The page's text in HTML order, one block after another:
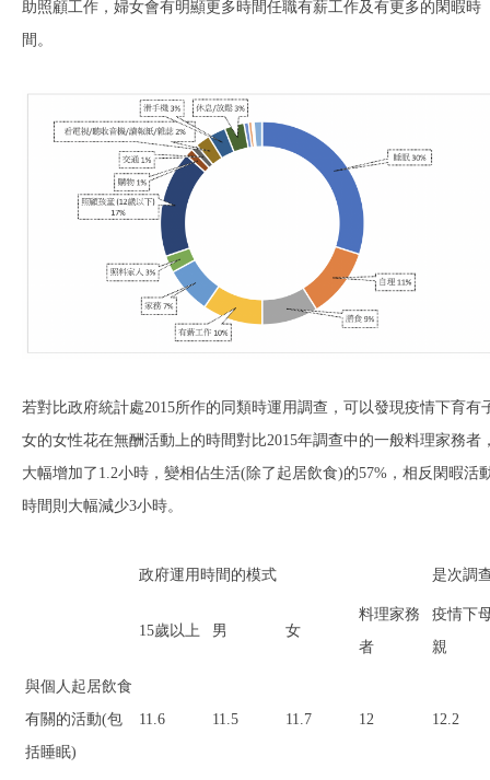
助照顧工作，婦女會有明顯更多時間任職有薪工作及有更多的閑暇時
間。
若對比政府統計處2015所作的同類時運用調查，可以發現疫情下育有
女的女性花在無酬活動上的時間對比2015年調查中的一般料理家務者
大幅增加了1.2小時，變相佔生活(除了起居飲食)的57%，相反閑暇活
時間則大幅減少3小時。
政府運用時間的模式 是次調
15歲以上 男 女
料理家務
者
疫情下
親
與個人起居飲食
有關的活動(包
括睡眠)
11.6 11.5 11.7 12 12.2